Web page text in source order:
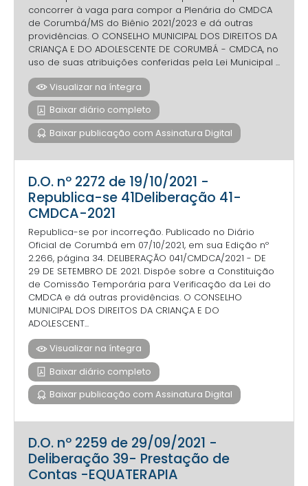
concorrer à vaga para compor a Plenária do CMDCA
de Corumbá/MS do Biênio 2021/2023 e dá outras
providências. O CONSELHO MUNICIPAL DOS DIREITOS DA
CRIANÇA E DO ADOLESCENTE DE CORUMBÁ - CMDCA, no
uso de suas atribuições conferidas pela Lei Municipal ...
Visualizar na íntegra
Baixar diário completo
Baixar publicação com Assinatura Digital
D.O. nº 2272 de 19/10/2021 -
Republica-se 41Deliberação 41-
CMDCA-2021
Republica-se por incorreção. Publicado no Diário
Oficial de Corumbá em 07/10/2021, em sua Edição nº
2.266, página 34. DELIBERAÇÃO 041/CMDCA/2021 - DE
29 DE SETEMBRO DE 2021. Dispõe sobre a Constituição
de Comissão Temporária para Verificação da Lei do
CMDCA e dá outras providências. O CONSELHO
MUNICIPAL DOS DIREITOS DA CRIANÇA E DO
ADOLESCENT...
Visualizar na íntegra
Baixar diário completo
Baixar publicação com Assinatura Digital
D.O. nº 2259 de 29/09/2021 -
Deliberação 39- Prestação de
Contas -EQUATERAPIA